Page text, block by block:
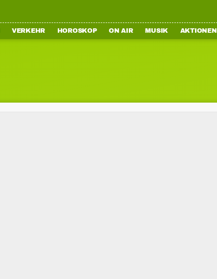
VERKEHR HOROSKOP ON AIR MUSIK AKTIONEN